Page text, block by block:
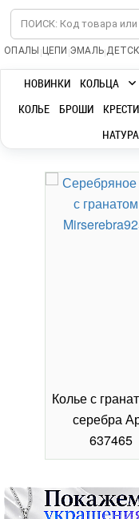
ОПАЛЫ | ЦЕПИ |ЭМАЛЬ|
НОВИНКИ КОЛЬЦА
КОЛЬЕ
БРОШИ
Колье с
серебра
637465